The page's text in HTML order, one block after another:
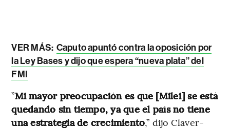
VER MÁS: Caputo apuntó contra la oposición por
la Ley Bases y dijo que espera “nueva plata” del
FMI
”Mi mayor preocupación es que [Milei] se está
quedando sin tiempo, ya que el país no tiene
una estrategia de crecimiento,” dijo Claver-